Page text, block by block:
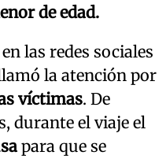
de edad.
las redes sociales
la atención por
víctimas. De
durante el viaje el
para que se